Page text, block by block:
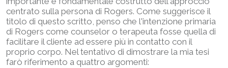
centrato sulla persona di Rogers. Come suggerisce il
titolo di questo scritto, penso che l'intenzione primaria
di Rogers come counselor o terapeuta fosse quella di
facilitare il cliente ad essere più in contatto con il
proprio corpo. Nel tentativo di dimostrare la mia tesi
farò riferimento a quattro argomenti: